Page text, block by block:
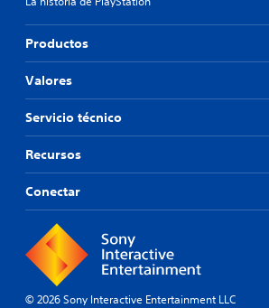
Productos
Valores
Servicio técnico
Recursos
Conectar
© 2026 Sony Interactive Entertainment LLC